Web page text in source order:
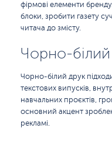
фірмові елементи
блоки, зробити газету
читача до змісту.
Чорно-
Чорно-білий друк
текстових випусків,
навчальних проєктів,
основний акцент
рекламі.